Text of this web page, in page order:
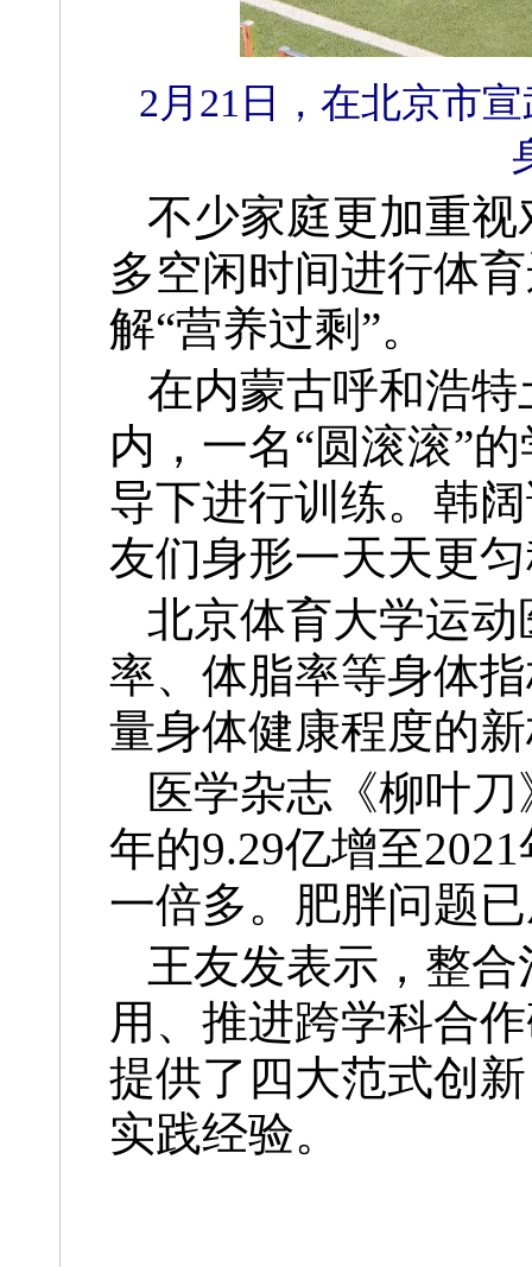
2月21日，在北京市
不少家庭更加重
多空闲时间进行体
解“营养过剩”。
在内蒙古呼和浩
内，一名“圆滚滚”
导下进行训练。韩
友们身形一天天更
北京体育大学运
率、体脂率等身体
量身体健康程度的
医学杂志《柳叶
年的9.29亿增至
一倍多。肥胖问题
王友发表示，整
用、推进跨学科合
提供了四大范式创
实践经验。